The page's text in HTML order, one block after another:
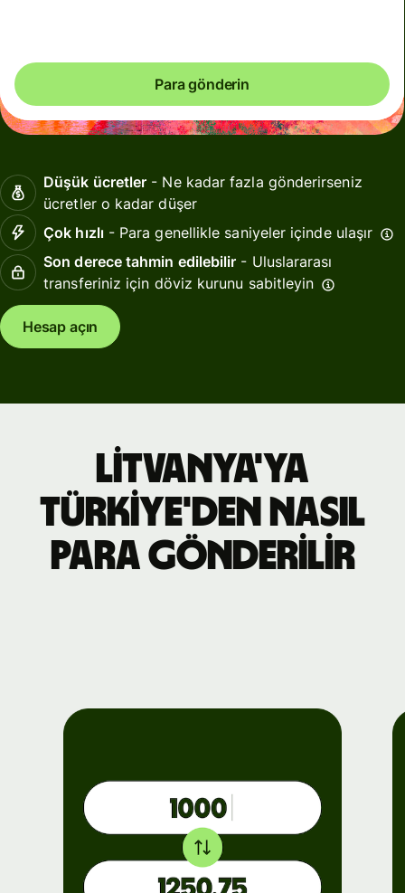
Para gönderin
Düşük ücretler - Ne kadar fazla gönderirseniz
ücretler o kadar düşer
Çok hızlı- Para genellikle saniyeler içinde ulaşır
Son derece tahmin edilebilir - Uluslararası
transferiniz için döviz kurunu sabitleyin
Hesap açın
Litvanya'ya
Türkiye'den nasıl
para gönderilir